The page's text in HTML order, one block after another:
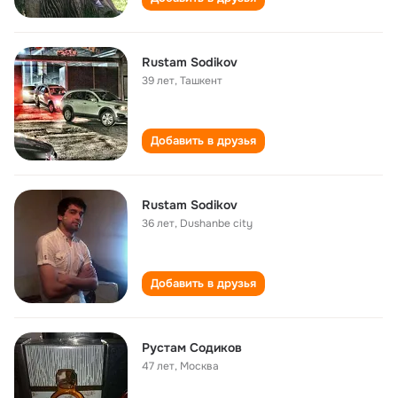
Rustam Sodikov
39 лет,Ташкент
Добавить в друзья
Rustam Sodikov
36 лет, Dushanbe city
Добавить в друзья
Рустам Содиков
47 лет, Москва